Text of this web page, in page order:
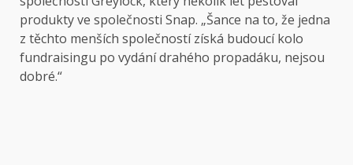
produkty ve společnosti Snap. „Šance na to, že jedna
z těchto menších společností získá budoucí kolo
fundraisingu po vydání drahého propadáku, nejsou
dobré.“